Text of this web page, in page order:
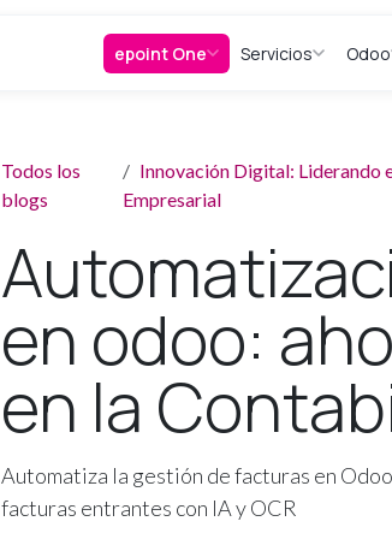
epoint One Servicios Odoo
Todos los
blogs
Innovación Digital: Liderando
Empresarial
en odoo:
en la
Automatiza la gestión de facturas en
facturas entrantes con IA y OCR